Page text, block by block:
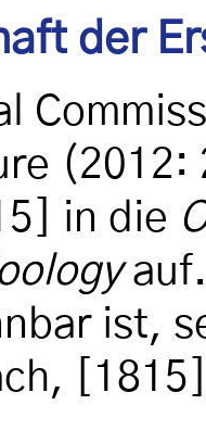
der
in die
auf.
ist,